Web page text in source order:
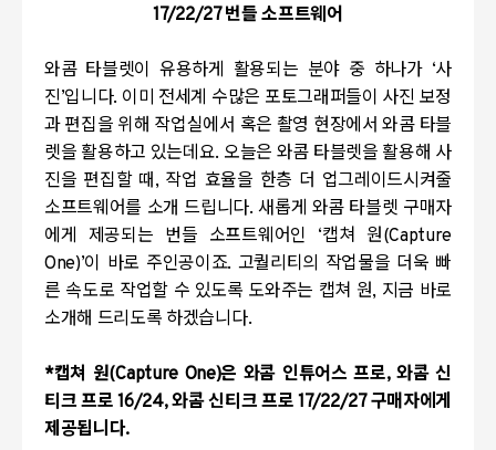
17/22/27 번들 소프트웨어
와콤 타블렛이 유용하게 활용되는 분야 중 하나가 ‘사
진’입니다. 이미 전세계 수많은 포토그래퍼들이 사진 보정
과 편집을 위해 작업실에서 혹은 촬영 현장에서 와콤 타블
렛을 활용하고 있는데요. 오늘은 와콤 타블렛을 활용해 사
진을 편집할 때, 작업 효율을 한층 더 업그레이드시켜줄
소프트웨어를 소개 드립니다. 새롭게 와콤 타블렛 구매자
에게 제공되는 번들 소프트웨어인 ‘캡쳐 원(Capture
One)’이 바로 주인공이죠. 고퀄리티의 작업물을 더욱 빠
른 속도로 작업할 수 있도록 도와주는 캡쳐 원, 지금 바로
소개해 드리도록 하겠습니다.
*캡쳐 원(Capture One)은 와콤 인튜어스 프로,와콤 신
티크 프로16/24,와콤 신티크 프로17/22/27구매자에게
제공됩니다.